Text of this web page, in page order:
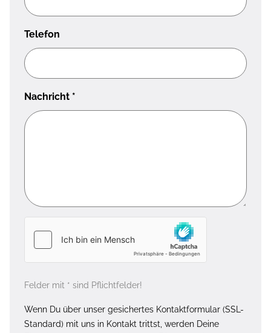
Telefon
Nachricht *
Felder mit * sind Pflichtfelder!
Wenn Du über unser gesichertes Kontaktformular (SSL-
Standard) mit uns in Kontakt trittst, werden Deine